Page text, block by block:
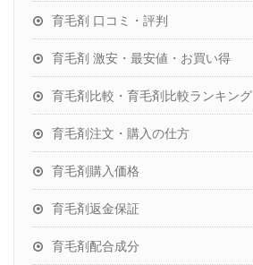
育毛剤 口コミ・評判
育毛剤 激安・最安値・お買い得
育毛剤比較・育毛剤比較ランキング
育毛剤注文・購入の仕方
育毛剤購入価格
育毛剤返金保証
育毛剤配合成分